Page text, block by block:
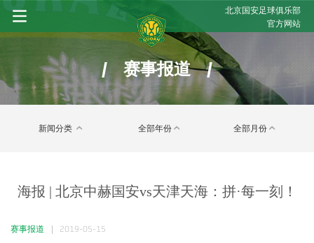
北京国安足球俱乐部
官方网站
/ 赛事报道 /
新闻分类 全部年份 全部月份
海报 | 北京中赫国安vs天津天海：拼·每一刻！
赛事报道 2019-05-15